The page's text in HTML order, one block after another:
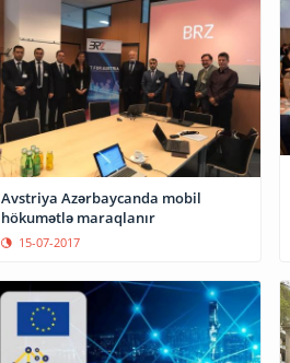
Avstriya Azərbaycanda mobil
hökumətlə maraqlanır
15-07-2017